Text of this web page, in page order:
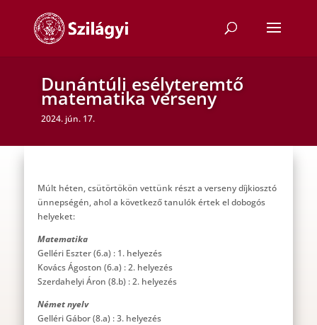
Dunántúli esélyteremtő
matematika verseny
2024. jún. 17.
Múlt héten, csütörtökön vettünk részt a verseny díjkiosztó
ünnepségén, ahol a következő tanulók értek el dobogós
helyeket:
Matematika
Gelléri Eszter (6.a) : 1. helyezés
Kovács Ágoston (6.a) : 2. helyezés
Szerdahelyi Áron (8.b) : 2. helyezés
Német nyelv
Gelléri Gábor (8.a) : 3. helyezés